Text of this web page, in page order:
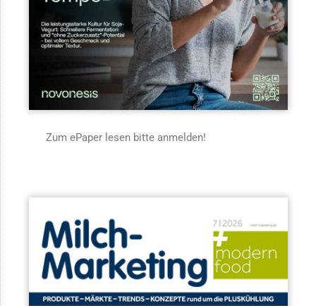
Zum ePaper lesen bitte anmelden!